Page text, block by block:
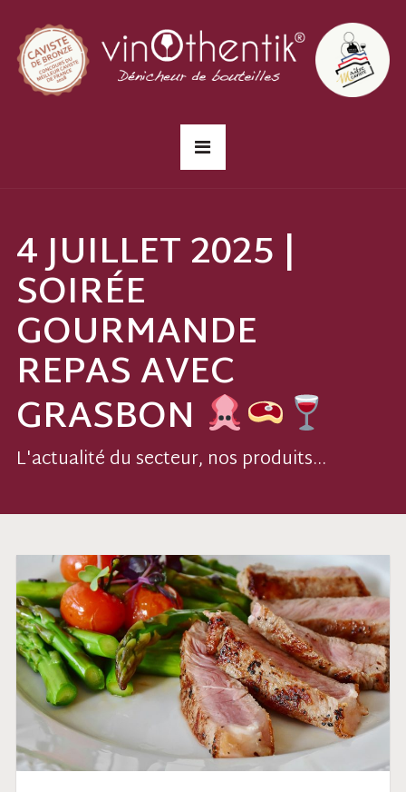
4 JUILLET 2025 |
SOIRÉE
GOURMANDE
REPAS AVEC
GRASBON
L'actualité du secteur, nos produits...